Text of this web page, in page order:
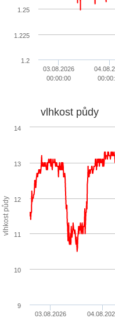
03.08.2026
00:00:00
1.2
1.225
1.25
vlhkost půdy
vlhkost půdy
03.08.2026
9
10
11
12
13
14